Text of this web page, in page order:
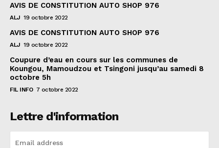
AVIS DE CONSTITUTION AUTO SHOP 976
ALJ 19 octobre 2022
AVIS DE CONSTITUTION AUTO SHOP 976
ALJ 19 octobre 2022
Coupure d’eau en cours sur les communes de
Koungou, Mamoudzou et Tsingoni jusqu’au samedi 8
octobre 5h
FIL INFO 7 octobre 2022
Lettre d'information